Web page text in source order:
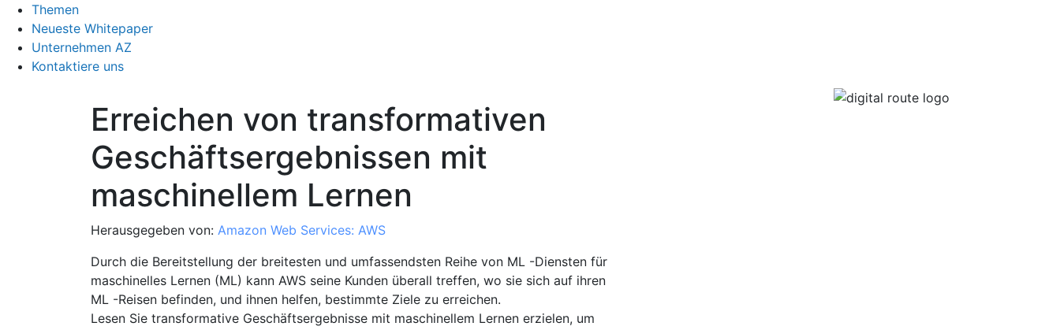
Themen
Neueste Whitepaper
Unternehmen AZ
Kontaktiere uns
Erreichen von transformativen
Geschäftsergebnissen mit
maschinellem Lernen
Herausgegeben von: Amazon Web Services: AWS
Durch die Bereitstellung der breitesten und umfassendsten Reihe von ML -Diensten für
maschinelles Lernen (ML) kann AWS seine Kunden überall treffen, wo sie sich auf ihren
ML -Reisen befinden, und ihnen helfen, bestimmte Ziele zu erreichen.
Lesen Sie transformative Geschäftsergebnisse mit maschinellem Lernen erzielen, um